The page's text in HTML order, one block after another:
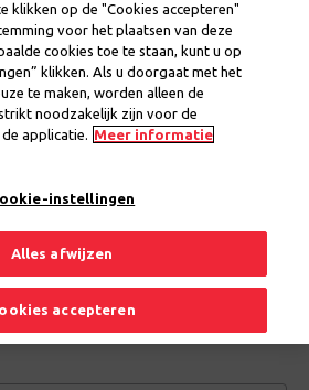
meer te weten? Vul
in en krijg toegang tot de
klikken op de "Cookies accepteren"
voor het plaatsen van deze
cookies toe te staan, kunt u op
klikken. Als u doorgaat met het
te maken, worden alleen de
noodzakelijk zijn voor de
applicatie. Meer informatie
instellingen
Alles afwijzen
accepteren